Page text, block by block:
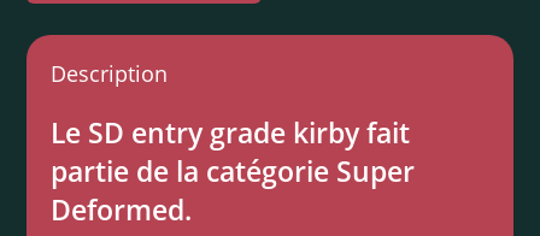
Description
Le SD entry grade kirby fait
partie de la catégorie Super
Deformed.